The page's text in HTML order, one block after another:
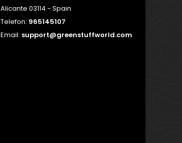
Alicante 03114 - Spain
Telefon: 965145107
Email: support@greenstuffworld.com